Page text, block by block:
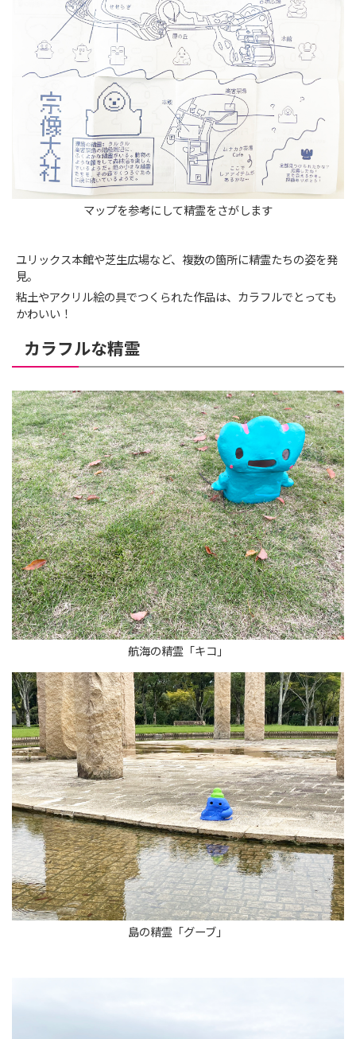
マップを参考にして精霊をさがします
ユリックス本館や芝生広場など、複数の箇所に精霊たちの姿を発
見。
粘土やアクリル絵の具でつくられた作品は、カラフルでとっても
かわいい！
カラフルな精霊
航海の精霊「キコ」
島の精霊「グーブ」